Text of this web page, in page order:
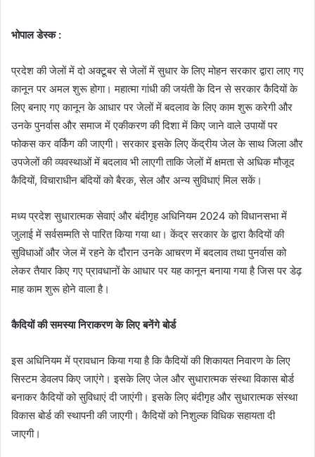
भोपाल डेस्क :
प्रदेश की जेलों में दो अक्टूबर से जेलों में सुधार के लिए मोहन सरकार द्वारा लाए गए
कानून पर अमल शुरू होगा। महात्मा गांधी की जयंती के दिन से सरकार कैदियों के
लिए बनाए गए कानून के आधार पर जेलों में बदलाव के लिए काम शुरू करेगी और
उनके पुनर्वास और समाज में एकीकरण की दिशा में किए जाने वाले उपायों पर
फोकस कर वर्किंग की जाएगी। सरकार इसके लिए केंद्रीय जेल के साथ जिला और
उपजेलों की व्यवस्थाओं में बदलाव भी लाएगी ताकि जेलों में क्षमता से अधिक मौजूद
कैदियों, विचाराधीन बंदियों को बैरक, सेल और अन्य सुविधाएं मिल सकें।
मध्य प्रदेश सुधारात्मक सेवाएं और बंदीगृह अधिनियम 2024 को विधानसभा में
जुलाई में सर्वसम्मति से पारित किया गया था। केंद्र सरकार के द्वारा कैदियों की
सुविधाओं और जेल में रहने के दौरान उनके आचरण में बदलाव तथा पुनर्वास को
लेकर तैयार किए गए प्रावधानों के आधार पर यह कानून बनाया गया है जिस पर डेढ़
माह काम शुरू होने वाला है।
कैदियों की समस्या निराकरण के लिए बनेंगे बोर्ड
इस अधिनियम में प्रावधान किया गया है कि कैदियों की शिकायत निवारण के लिए
सिस्टम डेवलप किए जाएंगे। इसके लिए जेल और सुधारात्मक संस्था विकास बोर्ड
बनाकर कैदियों को सुविधाएं दी जाएंगी। इसके लिए बंदीगृह और सुधारात्मक संस्था
विकास बोर्ड की स्थापनी की जाएगी। कैदियों को निशुल्क विधिक सहायता दी
जाएगी।